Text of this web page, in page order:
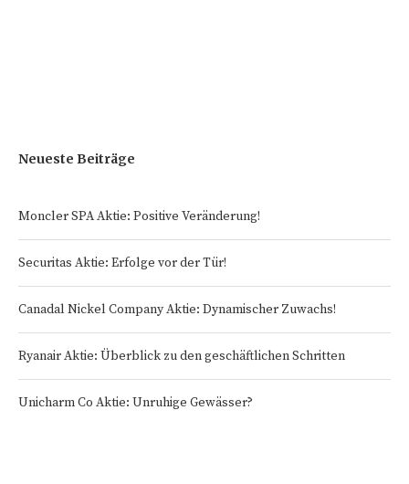
Neueste Beiträge
Moncler SPA Aktie: Positive Veränderung!
Securitas Aktie: Erfolge vor der Tür!
Canadal Nickel Company Aktie: Dynamischer Zuwachs!
Ryanair Aktie: Überblick zu den geschäftlichen Schritten
Unicharm Co Aktie: Unruhige Gewässer?